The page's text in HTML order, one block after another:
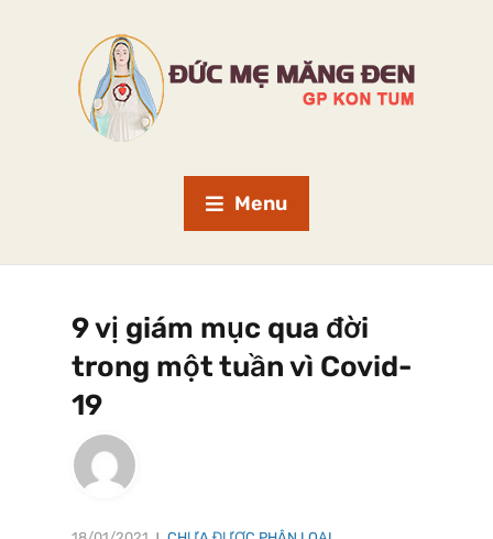
Menu
9 vị giám mục qua đời
trong một tuần vì Covid-
19